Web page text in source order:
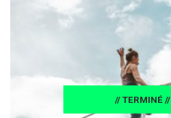
// TERMINÉ //